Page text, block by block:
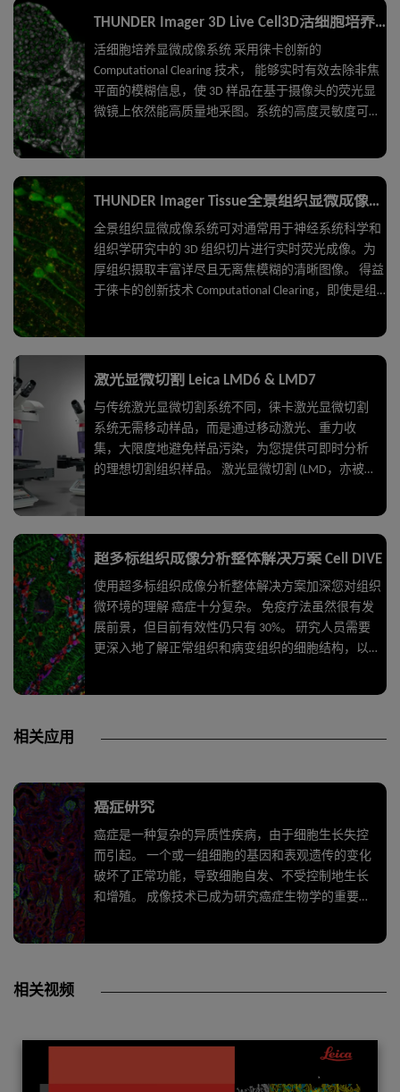
THUNDER Imager 3D Live Cell3D活细胞培养显微成像系统
活细胞培养显微成像系统 采用徕卡创新的
Computational Clearing 技术， 能够实时有效去除非焦
平面的模糊信息，使 3D 样品在基于摄像头的荧光显
微镜上依然能高质量地采图。系统的高度灵敏度可确
先进 3D 细胞培养试验的解决方案，无论您想要研究
的是干细胞、球状细胞团或是类器官。
THUNDER Imager Tissue全景组织显微成像系统
全景组织显微成像系统可对通常用于神经系统科学和
组织学研究中的 3D 组织切片进行实时荧光成像。为
厚组织摄取丰富详尽且无离焦模糊的清晰图像。 得益
于徕卡的创新技术 Computational Clearing，即使是组
片，也能实现高画质，并同时具备宽场显微镜声名远
扬的速度、荧光效率和易用性。
激光显微切割 Leica LMD6 & LMD7
与传统激光显微切割系统不同，徕卡激光显微切割
系统无需移动样品，而是通过移动激光、重力收
集，大限度地避免样品污染，为您提供可即时分析
的理想切割组织样品。 激光显微切割 (LMD，亦被称
用独特的激光设计和易用的动态软件，从整个组织
区域到单个细胞，用户可以轻松分离目标区域
物组学(mRNA、miRNA)、蛋白质组学、代谢物组
学，甚至下一代测序(NGS)。神经学、癌症研究、植
物分析、法医学或气候研究人员均借助这种显微切
割技术进行学科研究。此外，激光显微切割也是活
养、操作或下游分析。
超多标组织成像分析整体解决方案 Cell DIVE
使用超多标组织成像分析整体解决方案加深您对组织
微环境的理解 癌症十分复杂。 免疫疗法虽然很有发
展前景，但目前有效性仍只有 30%。 研究人员需要
更深入地了解正常组织和病变组织的细胞结构，以开
相关应用
癌症研究
癌症是一种复杂的异质性疾病，由于细胞生长失控
而引起。 一个或一组细胞的基因和表观遗传的变化
破坏了正常功能，导致细胞自发、不受控制地生长
和增殖。 成像技术已成为研究癌症生物学的重要工
术来加快观察速度。
相关视频